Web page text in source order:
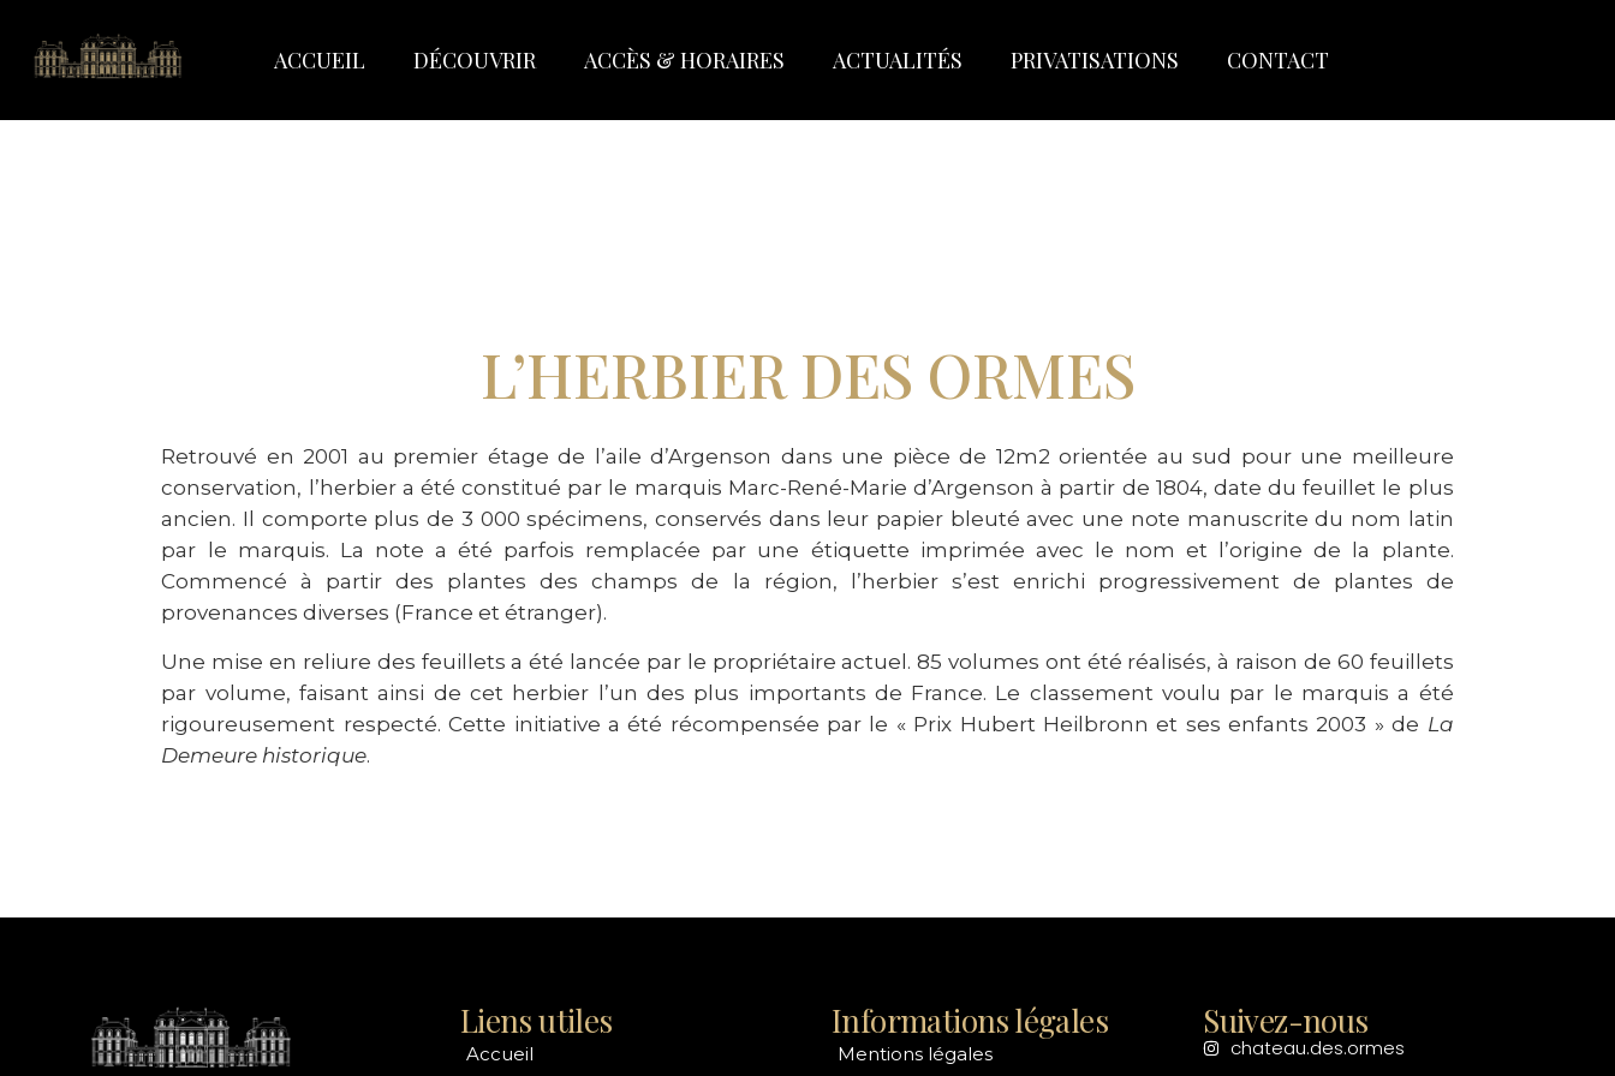
ACCUEIL DÉCOUVRIR ACCÈS & HORAIRES ACTUALITÉS PRIVATISATIONS CONTACT
L’HERBIER DES ORMES
Retrouvé en 2001 au premier étage de l’aile d’Argenson dans une pièce de 12m2 orientée au sud pour une meilleure
conservation, l’herbier a été constitué par le marquis Marc-René-Marie d’Argenson à partir de 1804, date du feuillet le plus
ancien. Il comporte plus de 3 000 spécimens, conservés dans leur papier bleuté avec une note manuscrite du nom latin
par le marquis. La note a été parfois remplacée par une étiquette imprimée avec le nom et l’origine de la plante.
Commencé à partir des plantes des champs de la région, l’herbier s’est enrichi progressivement de plantes de
provenances diverses (France et étranger).
Une mise en reliure des feuillets a été lancée par le propriétaire actuel. 85 volumes ont été réalisés, à raison de 60 feuillets
par volume, faisant ainsi de cet herbier l’un des plus importants de France. Le classement voulu par le marquis a été
rigoureusement respecté. Cette initiative a été récompensée par le « Prix Hubert Heilbronn et ses enfants 2003 » de La
Demeure historique.
Liens utiles
Accueil
Informations légales
Mentions légales
Suivez-nous
chateau.des.ormes